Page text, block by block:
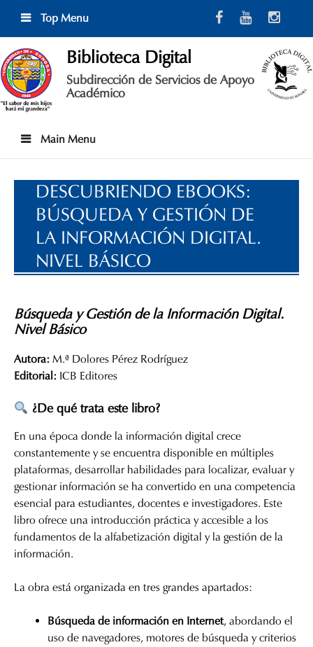
content
Top Menu
Biblioteca Digital
Subdirección de Servicios de Apoyo
Académico
Main Menu
DESCUBRIENDO EBOOKS:
BÚSQUEDA Y GESTIÓN DE
LA INFORMACIÓN DIGITAL.
NIVEL BÁSICO
Búsqueda y Gestión de la Información Digital.
Nivel Básico
Autora: M.ª Dolores Pérez Rodríguez
Editorial: ICB Editores
¿De qué trata este libro?
En una época donde la información digital crece
constantemente y se encuentra disponible en múltiples
plataformas, desarrollar habilidades para localizar, evaluar y
gestionar información se ha convertido en una competencia
esencial para estudiantes, docentes e investigadores. Este
libro ofrece una introducción práctica y accesible a los
fundamentos de la alfabetización digital y la gestión de la
información.
La obra está organizada en tres grandes apartados:
Búsqueda de información en Internet, abordando el
uso de navegadores, motores de búsqueda y criterios